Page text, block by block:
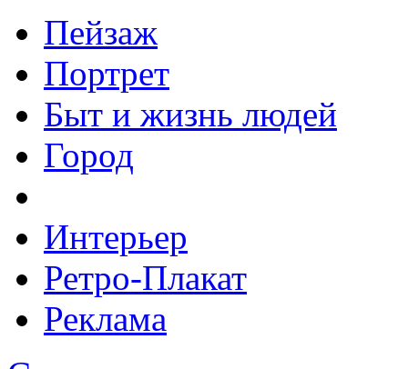
Пейзаж
Портрет
Быт и жизнь людей
Город
Интерьер
Ретро-Плакат
Реклама